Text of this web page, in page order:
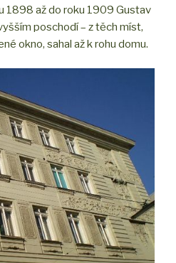
1898 až do roku 1909 Gustav
poschodí – z těch míst,
okno, sahal až k rohu domu.